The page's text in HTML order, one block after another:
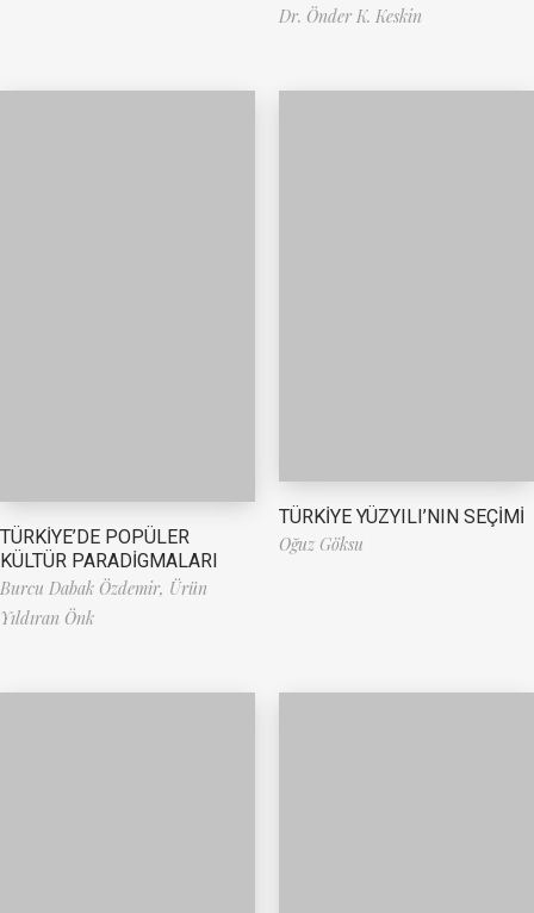
Dr. Önder K. Keskin
TÜRKİYE’DE POPÜLER
KÜLTÜR PARADİGMALARI
Burcu Dabak Özdemir, Ürün
Yıldıran Önk
TÜRKİYE YÜZYILI’NIN SEÇİMİ
Oğuz Göksu